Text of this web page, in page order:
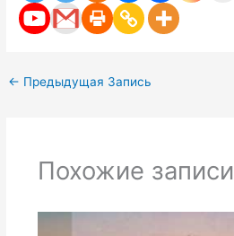
← Предыдущая Запись
Похожие записи